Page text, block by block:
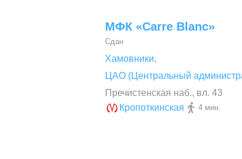
МФК «Carre Blanc»
Сдан
Хамовники,
ЦАО (Центральный
Пречистенская наб., вл. 43
Кропоткинская
4 мин.